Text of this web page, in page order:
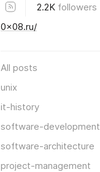
2.2K followers
0x08.ru/
All posts
unix
it-history
software-development
software-architecture
project-management